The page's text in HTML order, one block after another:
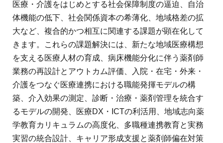
医療・介護をはじめとする社会保障制度の逼迫、自治
体機能の低下、社会関係資本の希薄化、地域格差の拡
大など、複合的かつ相互に関連する課題が顕在化して
きます。これらの課題解決には、新たな地域医療構想
を支える医療人材の育成、病床機能分化に伴う薬剤師
業務の再設計とアウトカム評価、入院・在宅・外来・
介護をつなぐ医療連携における職能発揮モデルの構
築、介入効果の測定、診断・治療・薬剤管理を統合す
るモデルの開発、医療DX・ICTの利活用、地域志向薬
学教育カリキュラムの高度化、多職種連携教育と実務
実習の統合設計、キャリア形成支援と薬剤師偏在対策